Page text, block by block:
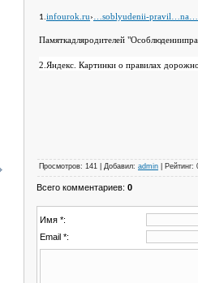
1.infourok ru› soblyudenii-pravil na
Памяткадляродителей
2. Яндекс. Картинки о правилах
Просмотров: 141 Добавил: admin Рейтинг:
Всего комментариев: 0
Имя *:
Email *: